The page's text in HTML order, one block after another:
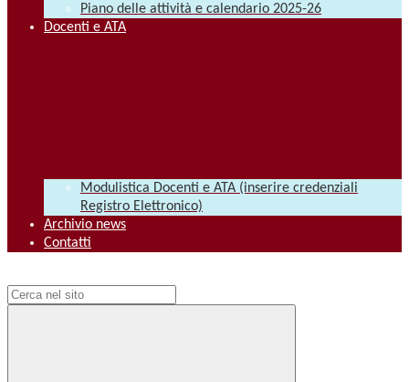
Piano delle attività e calendario 2025-26
Docenti e ATA
Modulistica Docenti e ATA (inserire credenziali
Registro Elettronico)
Archivio news
Contatti